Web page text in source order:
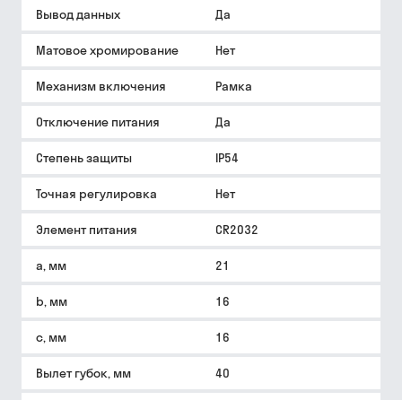
Вывод данных Да
Матовое хромирование Нет
Механизм включения Рамка
Отключение питания Да
Степень защиты IP54
Точная регулировка Нет
Элемент питания CR2032
a, мм 21
b, мм 16
c, мм 16
Вылет губок, мм 40